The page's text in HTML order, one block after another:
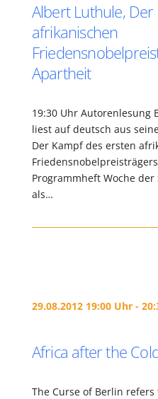
Albert Luthule,
afrikanischen
Apartheit
19:30 Uhr Autorenlesung
liest auf deutsch aus
Der Kampf des ersten
Programmheft Woche
als…
29.08.2012 19:00 Uhr -
Africa after the
The Curse of Berlin